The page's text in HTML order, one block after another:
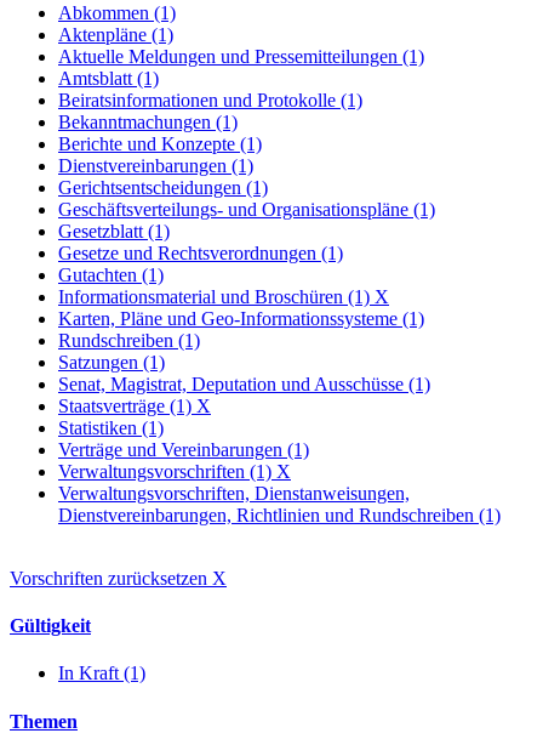
Abkommen (1)
Aktenpläne (1)
Aktuelle Meldungen und Pressemitteilungen (1)
Amtsblatt (1)
Beiratsinformationen und Protokolle (1)
Bekanntmachungen (1)
Berichte und Konzepte (1)
Dienstvereinbarungen (1)
Gerichtsentscheidungen (1)
Geschäftsverteilungs- und Organisationspläne (1)
Gesetzblatt (1)
Gesetze und Rechtsverordnungen (1)
Gutachten (1)
Informationsmaterial und Broschüren (1) X
Karten, Pläne und Geo-Informationssysteme (1)
Rundschreiben (1)
Satzungen (1)
Senat, Magistrat, Deputation und Ausschüsse (1)
Staatsverträge (1) X
Statistiken (1)
Verträge und Vereinbarungen (1)
Verwaltungsvorschriften (1) X
Verwaltungsvorschriften, Dienstanweisungen,
Dienstvereinbarungen, Richtlinien und Rundschreiben (1)
Vorschriften zurücksetzen X
Gültigkeit
In Kraft (1)
Themen